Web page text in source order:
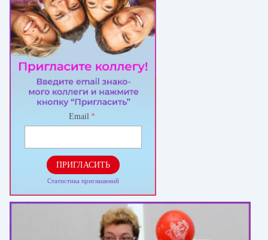
Email *
ПРИГЛАСИТЬ
Статистика приглашений